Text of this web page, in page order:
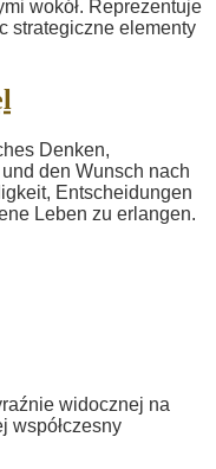
Denken,
den Wunsch nach
Entscheidungen
Leben zu erlangen.